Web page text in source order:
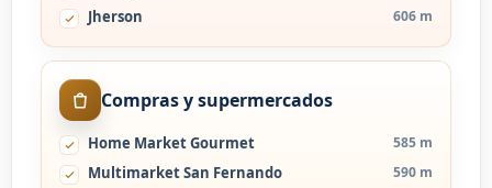
Jherson 606 m
Compras y supermercados
Home Market Gourmet 585 m
Multimarket San Fernando 590 m